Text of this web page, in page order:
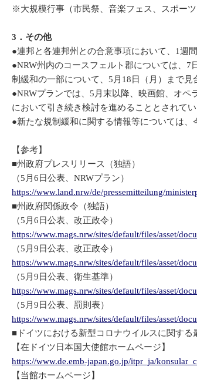
※大規模行事（市民祭、音楽フェス、スポー
3．その他
●連邦と各連邦州との合意事項において、1週
●NRW州内のコースフェルト郡については、
制緩和の一部について、5月18日（月）まで見
●NRWプランでは、5月末以降、映画館、オ
において引き続き検討を進めることとされてい
●新たな規制緩和に関する情報等については
【参考】
■州政府プレスリリース（独語）
（5月6日公表、NRWプラン）
https://www.land.nrw/de/pressemitteilung/
■州政府関係政令（独語）
（5月6日公表、改正政令）
https://www.mags.nrw/sites/default/files/asset/
（5月9日公表、改正政令）
https://www.mags.nrw/sites/default/files/asset/
（5月9日公表、衛生基準）
https://www.mags.nrw/sites/default/files/asset/
（5月9日公表、罰則表）
https://www.mags.nrw/sites/default/files/asset/
■ドイツにおける新型コロナウイルスに関する
【在ドイツ日本国大使館ホームページ】
https://www.de.emb-japan.go.jp/itpr_ja/
【当館ホームページ】